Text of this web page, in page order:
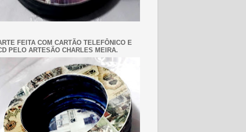
FEITA COM CARTÃO TELEFÔNICO E
PELO ARTESÃO CHARLES MEIRA.